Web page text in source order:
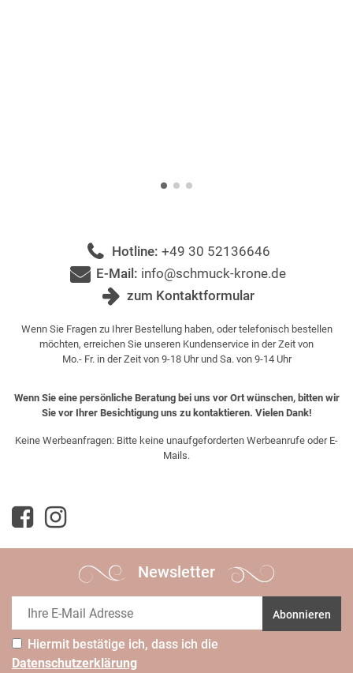
Hotline: +49 30 52136646
E-Mail: info@schmuck-krone.de
zum Kontaktformular
Wenn Sie Fragen zu Ihrer Bestellung haben, oder telefonisch bestellen
möchten, erreichen Sie unseren Kundenservice in der Zeit von
Mo.- Fr. in der Zeit von 9-18 Uhr und Sa. von 9-14 Uhr
Wenn Sie eine persönliche Beratung bei uns vor Ort wünschen, bitten wir
Sie vor Ihrer Besichtigung uns zu kontaktieren. Vielen Dank!
Keine Werbeanfragen: Bitte keine unaufgeforderten Werbeanrufe oder E-
Mails.
Newsletter
Abonnieren
Hiermit bestätige ich, dass ich die
Daten­schutz­erklärung